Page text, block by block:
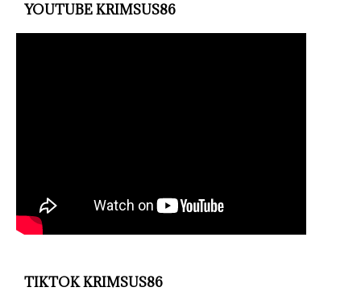
YOUTUBE KRIMSUS86
TIKTOK KRIMSUS86